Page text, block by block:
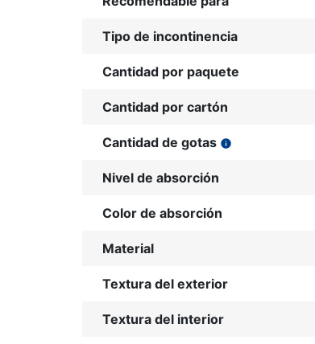
Tipo de incontinencia
Cantidad por paquete
Cantidad por cartón
Cantidad de gotas info
Nivel de absorción
Color de absorción
Material
Textura del exterior
Textura del interior